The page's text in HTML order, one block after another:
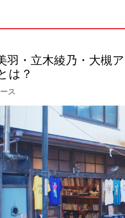
羽・立木綾乃・大槻
は？
ス